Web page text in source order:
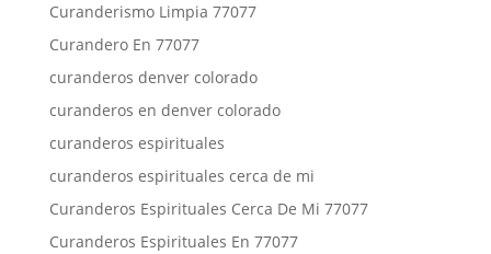
Curanderismo Limpia 77077
Curandero En 77077
curanderos denver colorado
curanderos en denver colorado
curanderos espirituales
curanderos espirituales cerca de mi
Curanderos Espirituales Cerca De Mi 77077
Curanderos Espirituales En 77077